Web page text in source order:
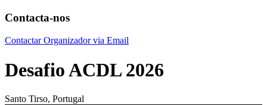
Contacta-nos
Contactar Organizador via Email
Desafio ACDL 2026
Santo Tirso, Portugal